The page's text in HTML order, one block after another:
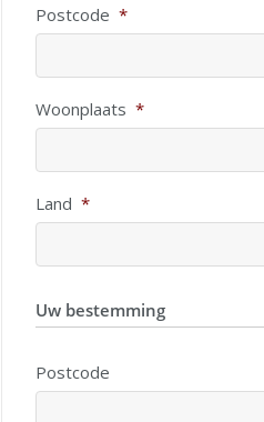
Postcode *
Woonplaats *
Land *
Uw bestemming
Postcode